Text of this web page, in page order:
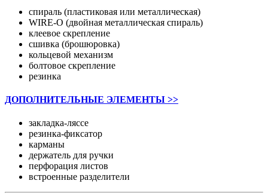
спираль (пластиковая или металлическая)
WIRE-O (двойная металлическая спираль)
клеевое скрепление
сшивка (брошюровка)
кольцевой механизм
болтовое скрепление
резинка
ДОПОЛНИТЕЛЬНЫЕ ЭЛЕМЕНТЫ >>
закладка-ляссе
резинка-фиксатор
карманы
держатель для ручки
перфорация листов
встроенные разделители